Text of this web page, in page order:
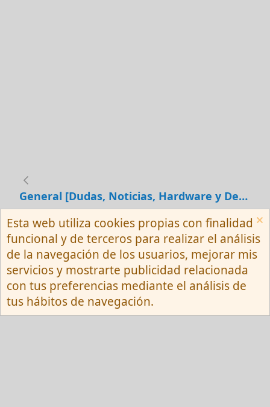
General [Dudas, Noticias, Hardware y Debates]
Español (Neutro) Tu
Contactarnos
Términos y reglas
Privacy policy
Ayuda
R
S
S
Community platform by XenForo ® © 2010-
2026 XenForo Ltd.
Esta web utiliza cookies propias con finalidad
funcional y de terceros para realizar el análisis
de la navegación de los usuarios, mejorar mis
servicios y mostrarte publicidad relacionada
con tus preferencias mediante el análisis de
tus hábitos de navegación.